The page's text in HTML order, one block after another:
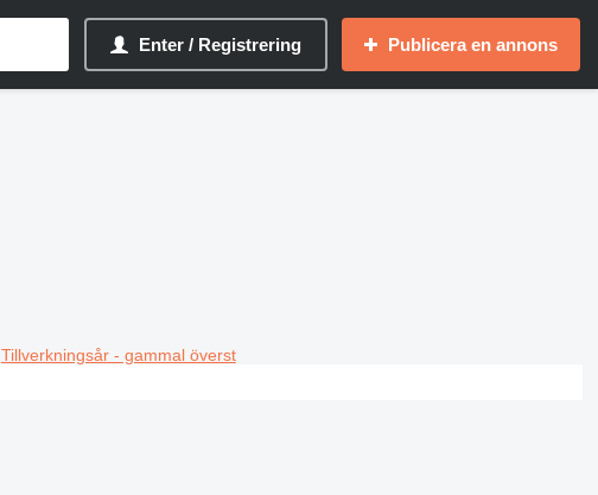
Enter / Registrering Publicera en annons
Tillverkningsår - gammal överst